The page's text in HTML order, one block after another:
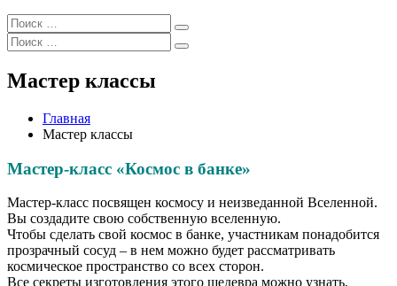
Искать:
Поиск
Искать:
Поиск
Мастер классы
Главная
Мастер классы
Мастер-класс «Космос в банке»
Мастер-класс посвящен космосу и неизведанной Вселенной.
Вы создадите свою собственную вселенную.
Чтобы сделать свой космос в банке, участникам понадобится
прозрачный сосуд – в нем можно будет рассматривать
космическое пространство со всех сторон.
Все секреты изготовления этого шедевра можно узнать,